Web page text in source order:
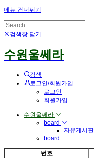
메뉴 건너뛰기
검색창 닫기
수원울쎄라
검색
로그인/회원가입
로그인
회원가입
수원울쎄라
board
자유게시판
board
번호